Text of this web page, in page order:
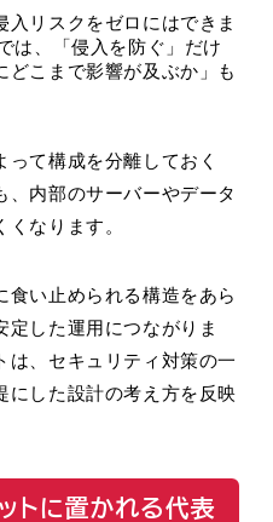
入リスクをゼロにはできま
は、「侵入を防ぐ」だけ
どこまで影響が及ぶか」も
て構成を分離しておく
、内部のサーバーやデータ
なります。
食い止められる構造をあら
定した運用につながりま
は、セキュリティ対策の一
にした設計の考え方を反映
トに置かれる代表